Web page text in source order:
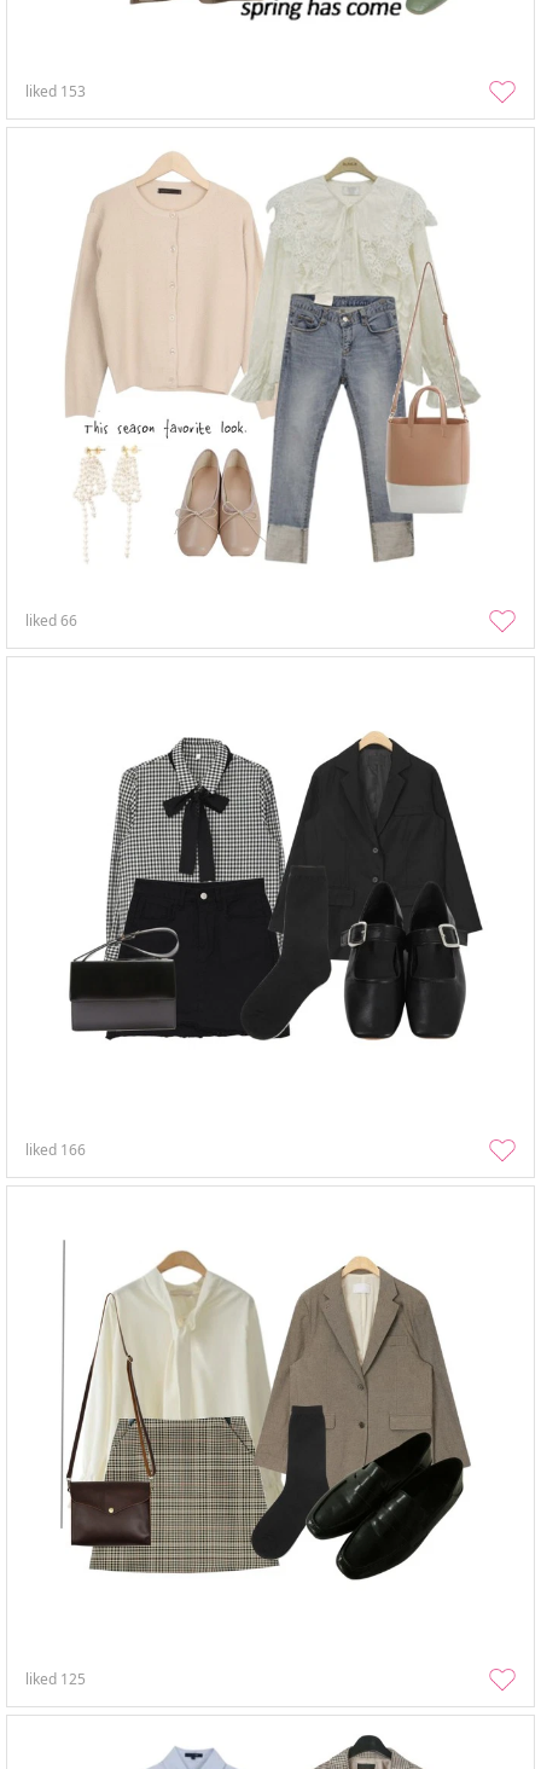
liked 153
liked66
liked 166
liked 125